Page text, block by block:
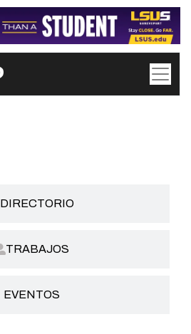
DIRECTORIO
TRABAJOS
EVENTOS